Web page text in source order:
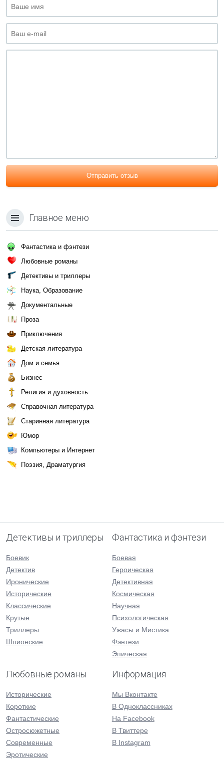
Отправить отзыв
Главное меню
Фантастика и фэнтези
Любовные романы
Детективы и триллеры
Наука, Образование
Документальные
Проза
Приключения
Детская литература
Дом и семья
Бизнес
Религия и духовность
Справочная литература
Старинная литература
Юмор
Компьютеры и Интернет
Поэзия, Драматургия
Детективы и триллеры
Боевик
Детектив
Иронические
Исторические
Классические
Крутые
Триллеры
Шпионские
Фантастика и фэнтези
Боевая
Героическая
Детективная
Космическая
Научная
Психологическая
Ужасы и Мистика
Фэнтези
Эпическая
Любовные романы
Исторические
Короткие
Фантастические
Остросюжетные
Современные
Эротические
Информация
Мы Вконтакте
В Одноклассниках
На Facebook
В Твиттере
В Instagram